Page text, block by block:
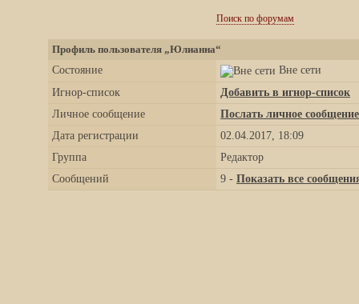
Поиск по форумам
Профиль пользователя „Юлианна“
Состояние
Вне сети
Игнор-список
Добавить в игнор-список
Личное сообщение
Послать личное сообщение
Дата регистрации
02.04.2017, 18:09
Группа
Редактор
Сообщений
9 - Показать все